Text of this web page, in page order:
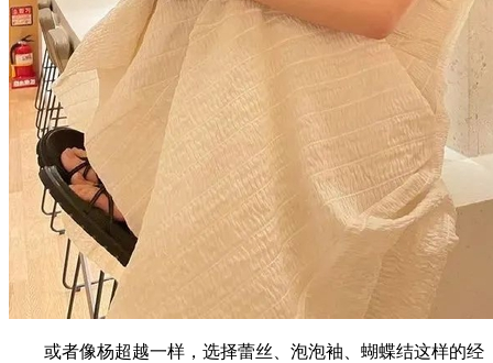
或者像杨超越一样，选择蕾丝、泡泡袖、蝴蝶结这样的经